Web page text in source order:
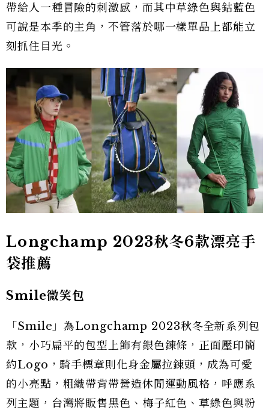
帶給人一種冒險的刺激感，而其中草綠色與鈷藍色
可說是本季的主角，不管落於哪一樣單品上都能立
刻抓住目光。
Longchamp 2023秋冬6款漂亮手
袋推薦
Smile微笑包
「Smile」為Longchamp 2023秋冬全新系列包
款，小巧扁平的包型上飾有銀色鍊條，正面壓印簡
約Logo，騎手標章則化身金屬拉鍊頭，成為可愛
的小亮點，粗織帶背帶營造休閒運動風格，呼應系
列主題，台灣將販售黑色、梅子紅色、草綠色與粉